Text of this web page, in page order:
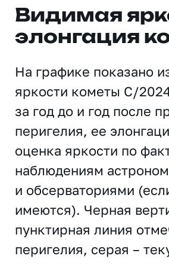
Видимая
элонгация
На графике показано
яркости кометы C/
за год до и год после
перигелия, ее
оценка яркости по
наблюдениям
и обсерваториями
имеются). Черная
пунктирная линия
перигелия, серая –